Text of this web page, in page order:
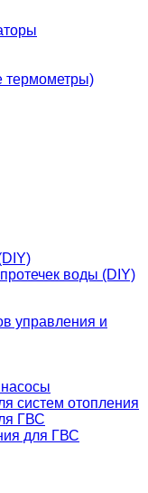
термометры)
воды (DIY)
управления и
систем отопления
ГВС
для ГВС